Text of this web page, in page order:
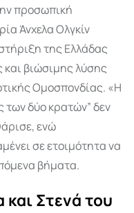
προσωπική
Άνχελα Ολγκίν
της Ελλάδας
και βιώσιμης λύσης
Ομοσπονδίας. «Η
δύο κρατών” δεν
ενώ
σε ετοιμότητα να
βήματα.
και Στενά του